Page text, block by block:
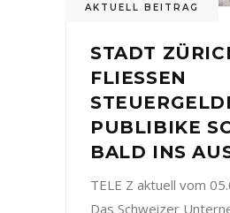
AKTUELL BEITRAG
STADT
FLIESSEN
PUBLIBIKE
BALD INS
TELE Z aktuell vom
Das Schweizer